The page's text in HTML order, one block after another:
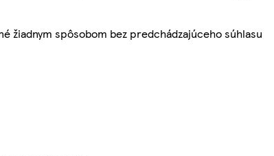
žiadnym spôsobom bez predchádzajúceho súhlasu